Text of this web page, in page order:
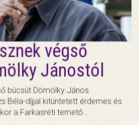
végső
Jánostól
búcsút Dömölky János
Béla-díjjal kitüntetett érdemes és
a Farkasréti temető…